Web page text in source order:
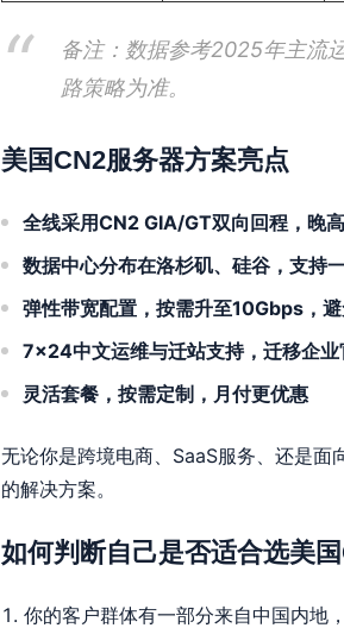
备注：数据参考2025年主流
路策略为准。
美国CN2服务器方案亮点
全线采用CN2 GIA/GT双向回程，晚
数据中心分布在洛杉矶、硅谷，支持
弹性带宽配置，按需升至10Gbps，
7×24中文运维与迁站支持，迁移企业
灵活套餐，按需定制，月付更优惠
无论你是跨境电商、SaaS服务、还是面
的解决方案。
如何判断自己是否适合选美
你的客户群体有一部分来自中国内地